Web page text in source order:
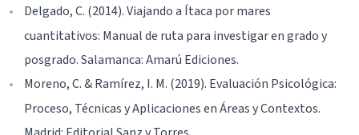
Delgado, C. (2014). Viajando a Ítaca por mares
cuantitativos: Manual de ruta para investigar en grado y
posgrado. Salamanca: Amarú Ediciones.
Moreno, C. & Ramírez, I. M. (2019). Evaluación Psicológica:
Proceso, Técnicas y Aplicaciones en Áreas y Contextos.